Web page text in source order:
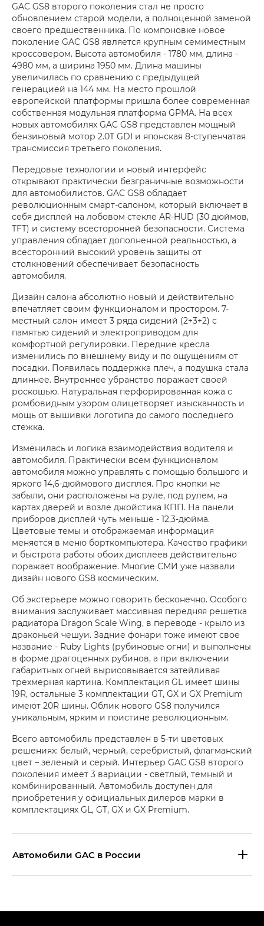
GAC GS8 второго поколения стал не просто
обновлением старой модели, а полноценной заменой
своего предшественника. По компоновке новое
поколение GAC GS8 является крупным семиместным
кроссовером. Высота автомобиля - 1780 мм, длина -
4980 мм, а ширина 1950 мм. Длина машины
увеличилась по сравнению с предыдущей
генерацией на 144 мм. На место прошлой
европейской платформы пришла более современная
собственная модульная платформа GPMA. На всех
новых автомобилях GAC GS8 представлен мощный
бензиновый мотор 2.0T GDI и японская 8-ступенчатая
трансмиссия третьего поколения.
Передовые технологии и новый интерфейс
открывают практически безграничные возможности
для автомобилистов. GAC GS8 обладает
революционным смарт-салоном, который включает в
себя дисплей на лобовом стекле AR-HUD (30 дюймов,
TFT) и систему всесторонней безопасности. Система
управления обладает дополненной реальностью, а
всесторонний высокий уровень защиты от
столкновений обеспечивает безопасность
автомобиля.
Дизайн салона абсолютно новый и действительно
впечатляет своим функционалом и простором. 7-
местный салон имеет 3 ряда сидений (2+3+2) с
памятью сидений и электроприводом для
комфортной регулировки. Передние кресла
изменились по внешнему виду и по ощущениям от
посадки. Появилась поддержка плеч, а подушка стала
длиннее. Внутреннее убранство поражает своей
роскошью. Натуральная перфорированная кожа с
ромбовидным узором олицетворяет изысканность и
мощь от вышивки логотипа до самого последнего
стежка.
Изменилась и логика взаимодействия водителя и
автомобиля. Практически всем функционалом
автомобиля можно управлять с помощью большого и
яркого 14,6-дюймового дисплея. Про кнопки не
забыли, они расположены на руле, под рулем, на
картах дверей и возле джойстика КПП. На панели
приборов дисплей чуть меньше - 12,3-дюйма.
Цветовые темы и отображаемая информация
меняется в меню борткомпьютера. Качество графики
и быстрота работы обоих дисплеев действительно
поражает воображение. Многие СМИ уже назвали
дизайн нового GS8 космическим.
Об экстерьере можно говорить бесконечно. Особого
внимания заслуживает массивная передняя решетка
радиатора Dragon Scale Wing, в переводе - крыло из
драконьей чешуи. Задние фонари тоже имеют свое
название - Ruby Lights (рубиновые огни) и выполнены
в форме драгоценных рубинов, а при включении
габаритных огней вырисовывается затейливая
трехмерная картина. Комплектация GL имеет шины
19R, остальные 3 комплектации GT, GX и GX Premium
имеют 20R шины. Облик нового GS8 получился
уникальным, ярким и поистине революционным.
Всего автомобиль представлен в 5-ти цветовых
решениях: белый, черный, серебристый, флагманский
цвет – зеленый и серый. Интерьер GAC GS8 второго
поколения имеет 3 вариации - светлый, темный и
комбинированный. Автомобиль доступен для
приобретения у официальных дилеров марки в
комплектациях GL, GT, GX и GX Premium.
Aвтомобили GAC в России
Эс Икс ПРЕМИУМ — SX PREMIUM